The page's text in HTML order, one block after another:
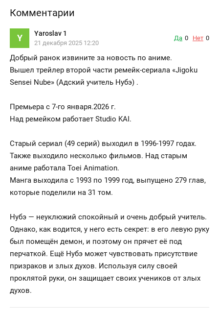
Комментарии
Y Yaroslav 1
21 декабря 2025 12:20
Да 0 Нет 0
Добрый ранок извините за новость по аниме.
Вышел трейлер второй части ремейк-сериала «Jigoku
Sensei Nube» (Адский учитель Нубэ) .
Премьера с 7-го января.2026 г.
Над ремейком работает Studio KAI.
Старый сериал (49 серий) выходил в 1996-1997 годах.
Также выходило несколько фильмов. Над старым
аниме работала Toei Animation.
Манга выходила с 1993 по 1999 год, выпущено 279 глав,
которые поделили на 31 том.
Нубэ — неуклюжий спокойный и очень добрый учитель.
Однако, как водится, у него есть секрет: в его левую руку
был помещён демон, и поэтому он прячет её под
перчаткой. Ещё Нубэ может чувствовать присутствие
призраков и злых духов. Используя силу своей
проклятой руки, он защищает своих учеников от злых
духов.